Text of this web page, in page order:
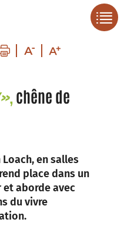
, chêne de
en salles
place dans un
aborde avec
du vivre